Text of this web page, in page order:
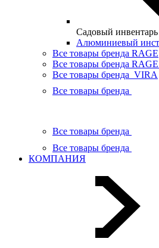
Садовый инвентарь
Алюминиевый
Все товары бренда RAGE
Все товары бренда
Все товары бренда VIRA
Все товары бренда
Все товары бренда
Все товары бренда
КОМПАНИЯ